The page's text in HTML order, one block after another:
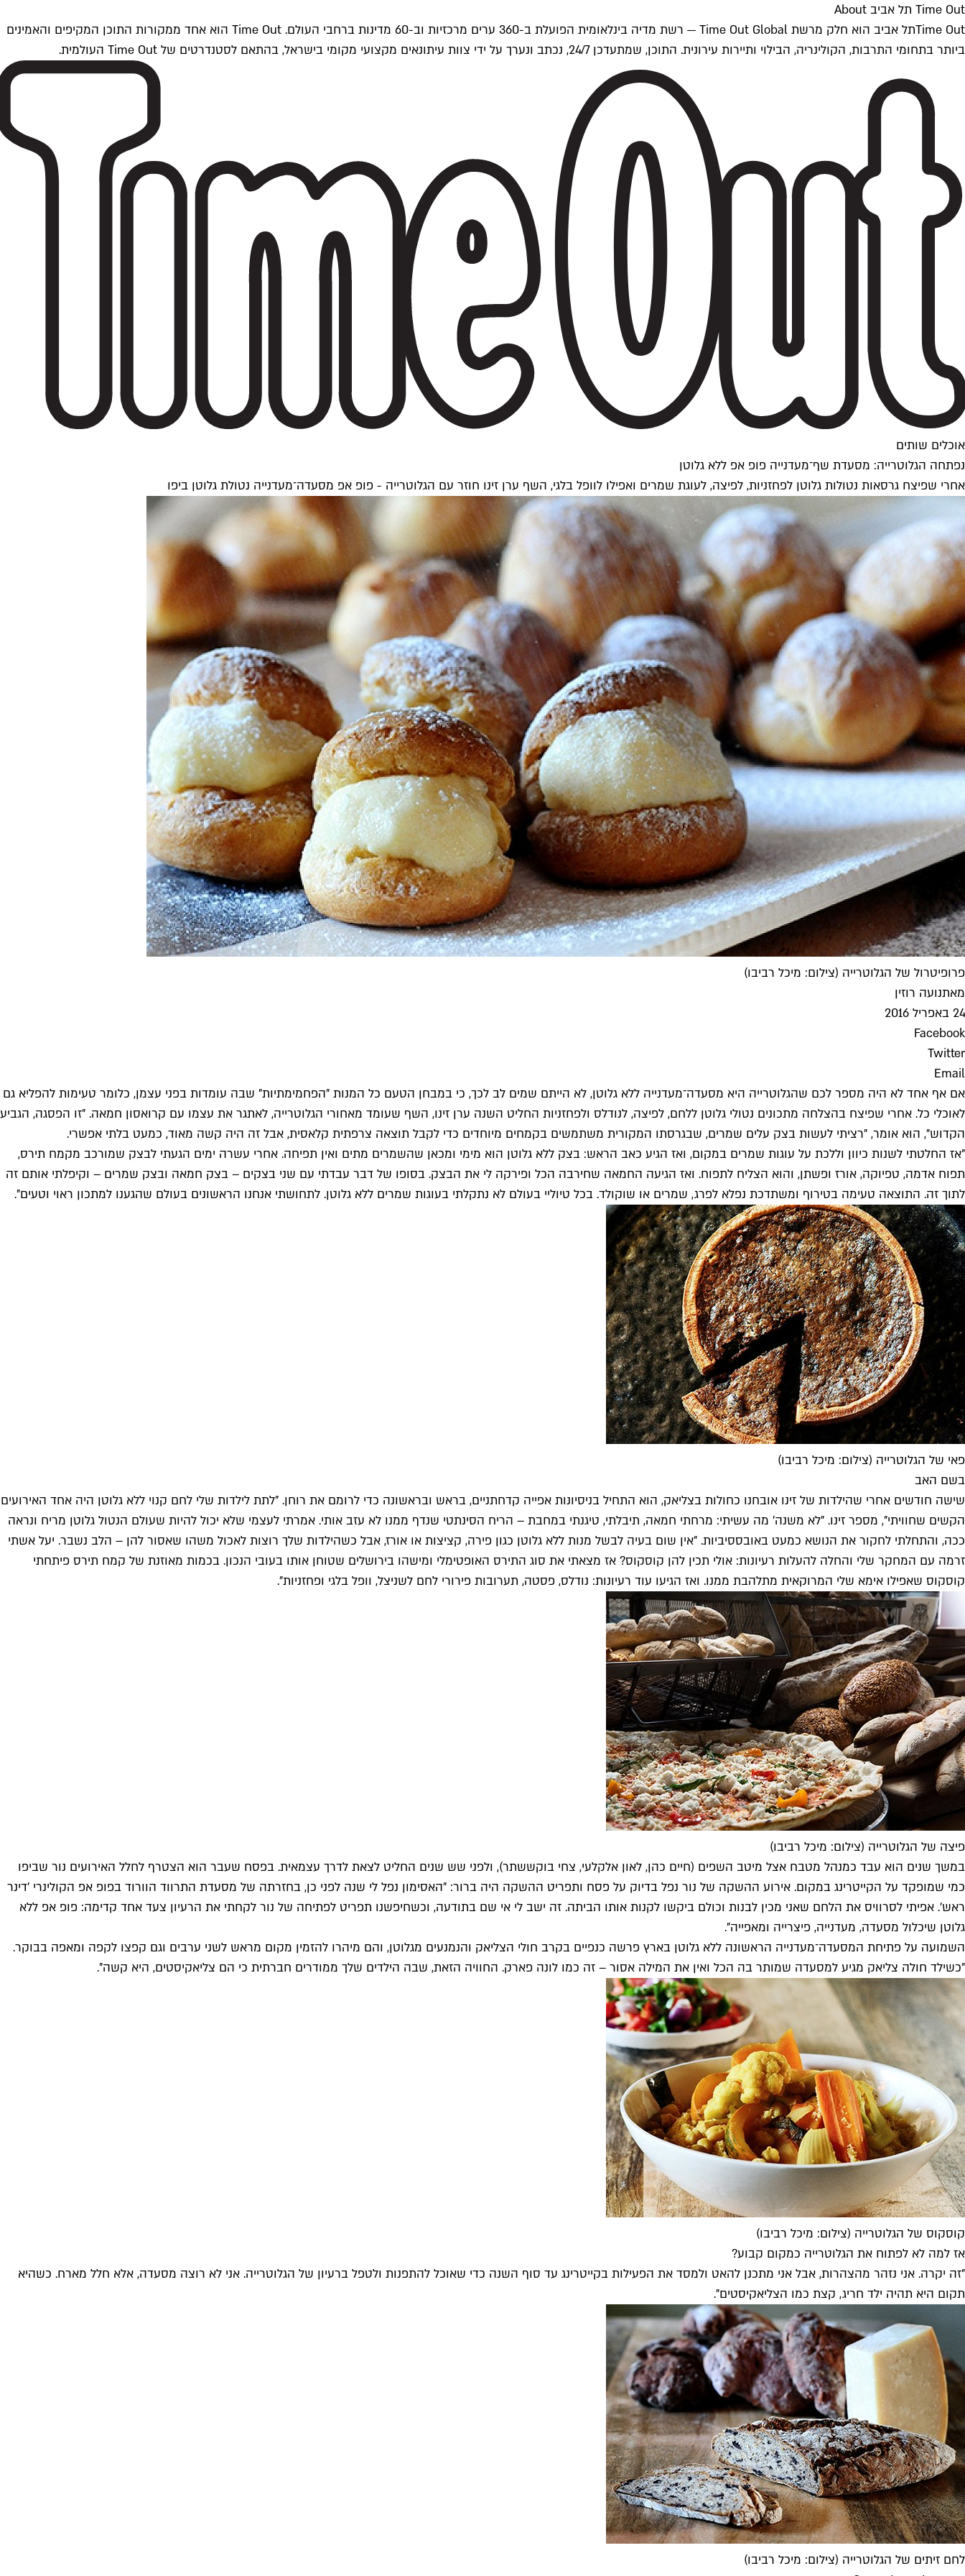
Time Out תל אביב About
Time Outתל אביב הוא חלק מרשת Time Out Global — רשת מדיה בינלאומית הפועלת ב-360 ערים מרכזיות וב-60 מדינות ברחבי העולם. Time Out הוא אחד ממקורות התוכן המקיפים והאמינים
ביותר בתחומי התרבות, הקולינריה, הבילוי ותיירות עירונית. התוכן, שמתעדכן 24/7, נכתב ונערך על ידי צוות עיתונאים מקצועי מקומי בישראל, בהתאם לסטנדרטים של Time Out העולמית.
אוכלים שותים
נפתחה הגלוטרייה: מסעדת שף־מעדנייה פופ אפ ללא גלוטן
אחרי שפיצח גרסאות נטולות גלוטן לפחזניות, לפיצה, לעוגת שמרים ואפילו לוופל בלגי, השף ערן זינו חוזר עם הגלוטרייה - פופ אפ מסעדה־מעדנייה נטולת גלוטן ביפו
פרופיטרול של הגלוטרייה (צילום: מיכל רביבו)
מאתנועה רוזין
24 באפריל 2016
Facebook
Twitter
Email
אם אף אחד לא היה מספר לכם שהגלוטרייה היא מסעדה־מעדנייה ללא גלוטן, לא הייתם שמים לב לכך, כי במבחן הטעם כל המנות "הפחמימתיות" שבה עומדות בפני עצמן, כלומר טעימות להפליא גם
לאוכלי כל. אחרי שפיצח בהצלחה מתכונים נטולי גלוטן ללחם, לפיצה, לנודלס ולפחזניות החליט השנה ערן זינו, השף שעומד מאחורי הגלוטרייה, לאתגר את עצמו עם קרואסון חמאה. "זו הפסגה, הגביע
הקדוש", הוא אומר, "רציתי לעשות בצק עלים שמרים, שבגרסתו המקורית משתמשים בקמחים מיוחדים כדי לקבל תוצאה צרפתית קלאסית, אבל זה היה קשה מאוד, כמעט בלתי אפשרי.
"אז החלטתי לשנות כיוון וללכת על עוגות שמרים במקום, ואז הגיע כאב הראש: בצק ללא גלוטן הוא מימי ומכאן שהשמרים מתים ואין תפיחה. אחרי עשרה ימים הגעתי לבצק שמורכב מקמח תירס,
תפוח אדמה, טפיוקה, אורז ופשתן, והוא הצליח לתפוח. ואז הגיעה החמאה שחירבה הכל ופירקה לי את הבצק. בסופו של דבר עבדתי עם שני בצקים – בצק חמאה ובצק שמרים – וקיפלתי אותם זה
לתוך זה. התוצאה טעימה בטירוף ומשתדכת נפלא לפרג, שמרים או שוקולד. בכל טיוליי בעולם לא נתקלתי בעוגות שמרים ללא גלוטן. לתחושתי אנחנו הראשונים בעולם שהגענו למתכון ראוי וטעים".
פאי של הגלוטרייה (צילום: מיכל רביבו)
בשם האב
שישה חודשים אחרי שהילדות של זינו אובחנו כחולות בצליאק, הוא התחיל בניסיונות אפייה קדחתניים, בראש ובראשונה כדי לרומם את רוחן. "לתת לילדות שלי לחם קנוי ללא גלוטן היה אחד האירועים
הקשים שחוויתי", מספר זינו. "לא משנה׳ מה עשיתי: מרחתי חמאה, תיבלתי, טיגנתי במחבת – הריח הסינתטי שנדף ממנו לא עזב אותי. אמרתי לעצמי שלא יכול להיות שעולם הנטול גלוטן מריח ונראה
ככה, והתחלתי לחקור את הנושא כמעט באובססיביות. "אין שום בעיה לבשל מנות ללא גלוטן כגון פירה, קציצות או אורז, אבל כשהילדות שלך רוצות לאכול משהו שאסור להן – הלב נשבר. יעל אשתי
זרמה עם המחקר שלי והחלה להעלות רעיונות: אולי תכין להן קוסקוס? אז מצאתי את סוג התירס האופטימלי ומישהו בירושלים שטוחן אותו בעובי הנכון. בכמות מאוזנת של קמח תירס פיתחתי
קוסקוס שאפילו אימא שלי המרוקאית מתלהבת ממנו. ואז הגיעו עוד רעיונות: נודלס, פסטה, תערובות פירורי לחם לשניצל, וופל בלגי ופחזניות".
פיצה של הגלוטרייה (צילום: מיכל רביבו)
במשך שנים הוא עבד כמנהל מטבח אצל מיטב השפים (חיים כהן, לאון אלקלעי, צחי בוקששתר), ולפני שש שנים החליט לצאת לדרך עצמאית. בפסח שעבר הוא הצטרף לחלל האירועים נור שביפו
כמי שמופקד על הקייטרינג במקום. אירוע ההשקה של נור נפל בדיוק על פסח ותפריט ההשקה היה ברור: "האסימון נפל לי שנה לפני כן, בחזרתה של מסעדת התרווד הוורוד בפופ אפ הקולינרי 'דינר
ראש'. אפיתי לסרוויס את הלחם שאני מכין לבנות וכולם ביקשו לקנות אותו הביתה. זה ישב לי אי שם בתודעה, וכשחיפשנו תפריט לפתיחה של נור לקחתי את הרעיון צעד אחד קדימה: פופ אפ ללא
גלוטן שיכלול מסעדה, מעדנייה, פיצרייה ומאפייה".
השמועה על פתיחת המסעדה־מעדנייה הראשונה ללא גלוטן בארץ פרשה כנפיים בקרב חולי הצליאק והנמנעים מגלוטן, והם מיהרו להזמין מקום מראש לשני ערבים וגם קפצו לקפה ומאפה בבוקר.
"כשילד חולה צליאק מגיע למסעדה שמותר בה הכל ואין את המילה אסור – זה כמו לונה פארק. החוויה הזאת, שבה הילדים שלך ממודרים חברתית כי הם צליאקיסטים, היא קשה".
קוסקוס של הגלוטרייה (צילום: מיכל רביבו)
אז למה לא לפתוח את הגלוטרייה כמקום קבוע?
"זה יקרה. אני נזהר מהצהרות, אבל אני מתכנן להאט ולמסד את הפעילות בקייטרינג עד סוף השנה כדי שאוכל להתפנות ולטפל ברעיון של הגלוטרייה. אני לא רוצה מסעדה, אלא חלל מארח. כשהיא
תקום היא תהיה ילד חריג, קצת כמו הצליאקיסטים".
לחם זיתים של הגלוטרייה (צילום: מיכל רביבו)